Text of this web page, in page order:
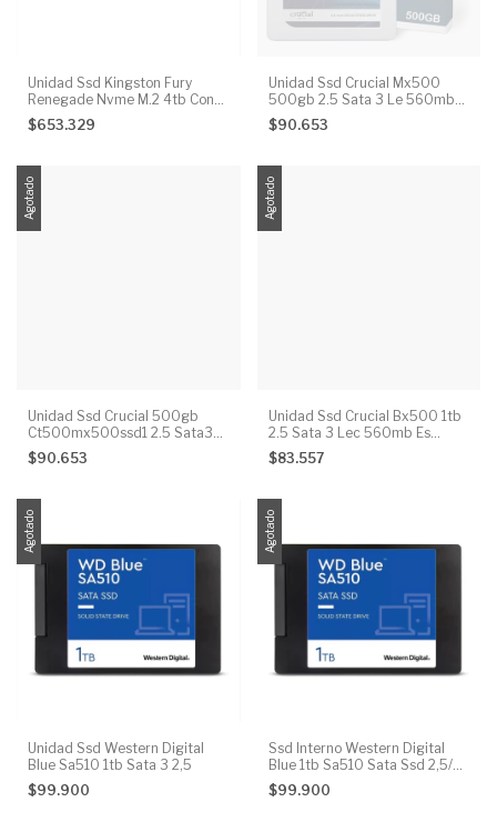
Unidad Ssd Kingston Fury
Renegade Nvme M.2 4tb Con
Disipador Color Negro
$653.329
Unidad Ssd Crucial Mx500
500gb 2.5 Sata 3 Le 560mb
Es 510mb
$90.653
Agotado
Unidad Ssd Crucial 500gb
Ct500mx500ssd1 2.5 Sata3
7mm Color Plateado
$90.653
Agotado
Unidad Ssd Crucial Bx500 1tb
2.5 Sata 3 Lec 560mb Es
540m
$83.557
Agotado
Unidad Ssd Western Digital
Blue Sa510 1tb Sata 3 2,5
$99.900
Agotado
Ssd Interno Western Digital
Blue 1tb Sa510 Sata Ssd 2,5/7
Mm
$99.900